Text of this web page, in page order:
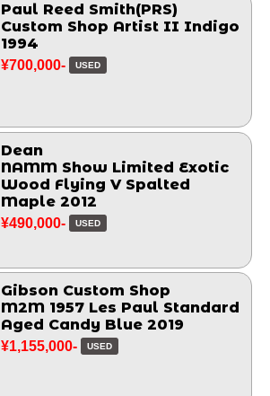
Paul Reed Smith(PRS)
Custom Shop Artist II Indigo
1994
¥700,000- USED
Dean
NAMM Show Limited Exotic
Wood Flying V Spalted
Maple 2012
¥490,000- USED
Gibson Custom Shop
M2M 1957 Les Paul Standard
Aged Candy Blue 2019
¥1,155,000- USED